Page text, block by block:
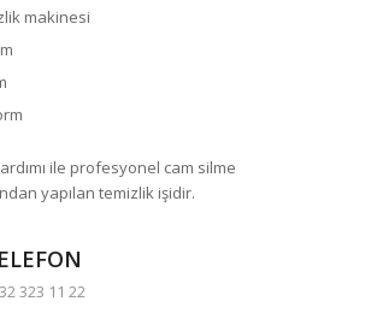
makinesi
ile profesyonel cam silme
yapılan temizlik işidir.
323 11 22